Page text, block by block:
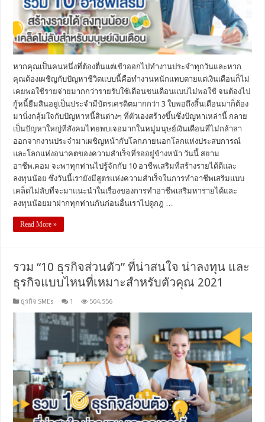
หากคุณเป็นคนหนึ่งที่ต้องตื่นแต่เช้าออกไปทำงานประจำทุกวันและหาก
คุณต้องเผชิญกับปัญหาชีวิตแบบนี้คือทำงานหนักแทบตายแต่เงินเดือนก็ไม่
เคยพอใช้รายจ่ายมากกว่ารายรับใช้เดือนชนเดือนแบบไม่พอใช้ จนต้องไป
กู้หนี้ยืมสินอยู่เป็นประจำมีบัตรเครดิตมากกว่า 3 ใบพอถึงสิ้นเดือนมาก็ต้อง
มานั่งกลุ้มใจกับปัญหาหนี้สินต่างๆ ที่ตัวเองสร้างขึ้นซึ่งปัญหาเหล่านี้ กลาย
เป็นปัญหาใหญ่ที่สังคมไทยพบเจอมากในหมู่มนุษย์เงินเดือนที่ไม่กล้าลา
ออกจากงานประจำมาเผชิญหน้ากับโลกภายนอกโลกแห่งประสบการณ์
และโลกแห่งอนาคตของความสำเร็จที่รออยู่ข้างหน้า วันนี้ สยาม
อาชีพ.คอม จะพาทุกท่านไปรู้จักกับ 10 อาชีพเสริมที่สร้างรายได้ดีและ
ลงทุนน้อย ซึ่งวันนี้เรายังมีสูตรแห่งความสำเร็จในการทำอาชีพเสริมแบบ
เคล็ดไม่ลับที่จะมาแนะนำในเรื่องของการทำอาชีพเสริมหารายได้และ
ลงทุนน้อยมาฝากทุกท่านกันก่อนอื่นเราไปดูกฎ …
Read More »
รวม “10 ธุรกิจส่วนตัว” ที่น่าสนใจ น่าลงทุน และ
ธุรกิจแบบไหนที่เหมาะสำหรับตัวคุณ 2021
ธุรกิจ SMEs 1 504,556